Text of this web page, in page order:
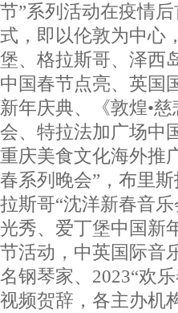
节”系列活动在疫情
式，即以伦敦为中心
堡、格拉斯哥、泽西
中国春节点亮、英国
新年庆典、《敦煌•
会、特拉法加广场中
重庆美食文化海外推
春系列晚会”，布里
拉斯哥“沈洋新春音
光秀、爱丁堡中国新
节活动，中英国际
名钢琴家、2023“欢
视频贺辞，各主办机